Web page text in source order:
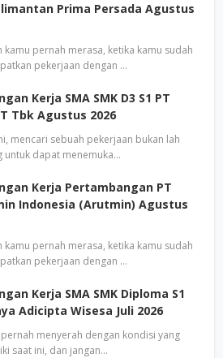
Prima Persada Agustus
kamu pernah merasa, ketika kamu sudah
pekerjaan dengan …
Kerja SMA SMK D3 S1 PT
Tbk Agustus 2026
mencari sebuah pekerjaan bukan lah
untuk dapat menemuka…
Kerja Pertambangan PT
Indonesia (Arutmin) Agustus
kamu pernah merasa, ketika kamu sudah
pekerjaan dengan …
Kerja SMA SMK Diploma S1
Adicipta Wisesa Juli 2026
pernah menyerah dengan kondisi yang
saat ini, dan jangan…